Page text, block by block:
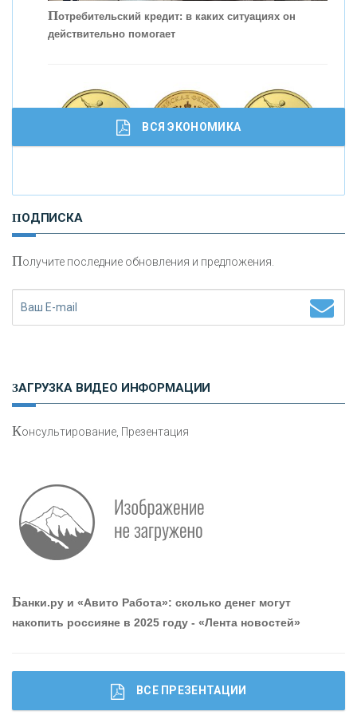
кредитовании бизнеса - «Интервью»
Работа мечты. Что банки делают для того, чтобы
привлечь и удержать персонал - «Интервью»
Потребительский кредит: в каких ситуациях он
действительно помогает
И
сохранения и увеличения капитала
ВСЯ ЭКОНОМИКА
ПОДПИСКА
Получите последние обновления и предложения.
ЗАГРУЗКА ВИДЕО ИНФОРМАЦИИ
Консультирование, Презентация
Банки.ру и «Авито Работа»: сколько денег могут
накопить россияне в 2025 году - «Лента новостей»
ВСЕ ПРЕЗЕНТАЦИИ